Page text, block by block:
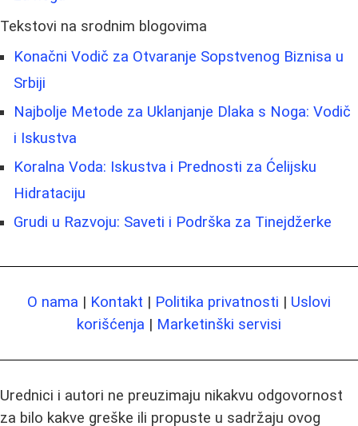
Tekstovi na srodnim blogovima
Konačni Vodič za Otvaranje Sopstvenog Biznisa u
Srbiji
Najbolje Metode za Uklanjanje Dlaka s Noga: Vodič
i Iskustva
Koralna Voda: Iskustva i Prednosti za Ćelijsku
Hidrataciju
Grudi u Razvoju: Saveti i Podrška za Tinejdžerke
O nama | Kontakt | Politika privatnosti | Uslovi
korišćenja | Marketinški servisi
Urednici i autori ne preuzimaju nikakvu odgovornost
za bilo kakve greške ili propuste u sadržaju ovog